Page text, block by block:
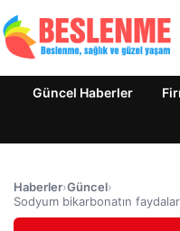
Güncel Haberler
Haberler›Güncel›
Sodyum bikarbonatın